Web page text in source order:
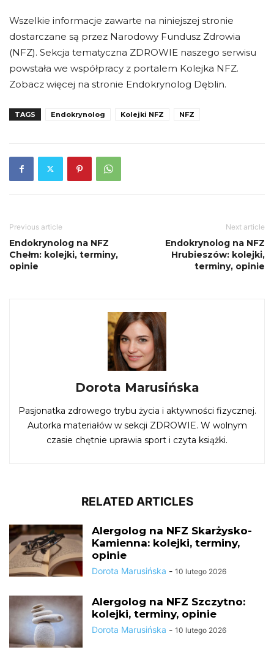
Wszelkie informacje zawarte na niniejszej stronie
dostarczane są przez Narodowy Fundusz Zdrowia
(NFZ). Sekcja tematyczna ZDROWIE naszego serwisu
powstała we współpracy z portalem Kolejka NFZ.
Zobacz więcej na stronie Endokrynolog Dęblin.
TAGS Endokrynolog Kolejki NFZ NFZ
Previous article
Endokrynolog na NFZ
Chełm: kolejki, terminy,
opinie
Next article
Endokrynolog na NFZ
Hrubieszów: kolejki,
terminy, opinie
Dorota Marusińska
Pasjonatka zdrowego trybu życia i aktywności fizycznej.
Autorka materiałów w sekcji ZDROWIE. W wolnym
czasie chętnie uprawia sport i czyta książki.
RELATED ARTICLES
Alergolog na NFZ Skarżysko-
Kamienna: kolejki, terminy,
opinie
Dorota Marusińska - 10 lutego 2026
Alergolog na NFZ Szczytno:
kolejki, terminy, opinie
Dorota Marusińska - 10 lutego 2026